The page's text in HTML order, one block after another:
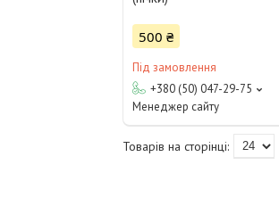
500 ₴
Під замовлення
+380 (50) 047-29-75
Менеджер сайту